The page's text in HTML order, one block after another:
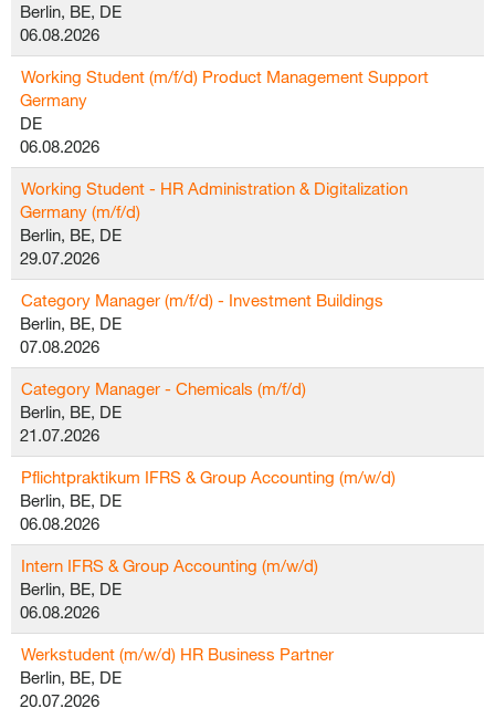
Berlin, BE, DE
06.08.2026
Working Student (m/f/d) Product Management Support
Germany
DE
06.08.2026
Working Student - HR Administration & Digitalization
Germany (m/f/d)
Berlin, BE, DE
29.07.2026
Category Manager (m/f/d) - Investment Buildings
Berlin, BE, DE
07.08.2026
Category Manager - Chemicals (m/f/d)
Berlin, BE, DE
21.07.2026
Pflichtpraktikum IFRS & Group Accounting (m/w/d)
Berlin, BE, DE
06.08.2026
Intern IFRS & Group Accounting (m/w/d)
Berlin, BE, DE
06.08.2026
Werkstudent (m/w/d) HR Business Partner
Berlin, BE, DE
20.07.2026